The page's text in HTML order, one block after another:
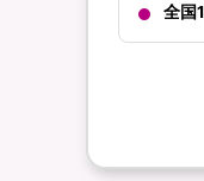
全国